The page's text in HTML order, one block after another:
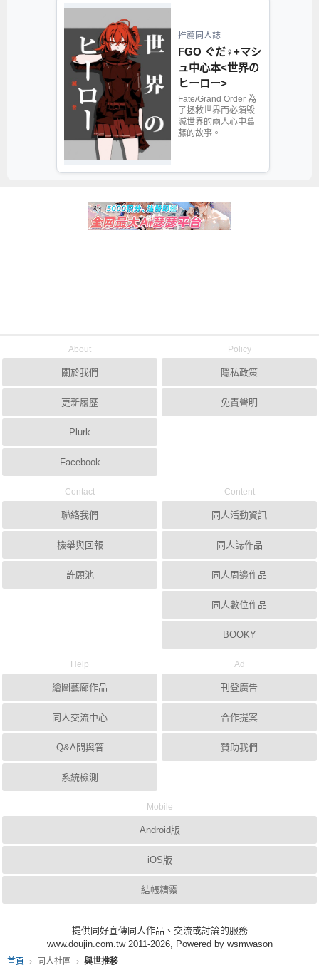
首頁 同人社團 與世推移
推薦同人誌
FGO ぐだ♀+マシ
ュ中心本<世界の
ヒーロー>
Fate/Grand Order 為
了拯救世界而必須毀
滅世界的兩人心中葛
藤的故事。
About
關於我們
更新履歷
Plurk
Facebook
Policy
隱私政策
免責聲明
Contact
聯絡我們
檢舉與回報
許願池
Content
同人活動資訊
同人誌作品
同人周邊作品
同人數位作品
BOOKY
Help
繪圖藝廊作品
同人交流中心
Q&A問與答
系統檢測
Ad
刊登廣告
合作提案
贊助我們
Mobile
Android版
iOS版
結帳精靈
提供同好宣傳同人作品、交流或討論的服務
www.doujin.com.tw 2011-2026, Powered by wsmwason